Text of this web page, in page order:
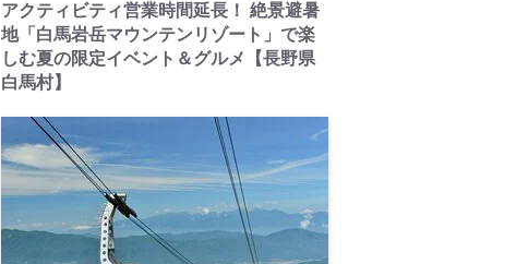
アクティビティ営業時間延長！ 絶景避暑
地「白馬岩岳マウンテンリゾート」で楽
しむ夏の限定イベント＆グルメ【長野県
白馬村】